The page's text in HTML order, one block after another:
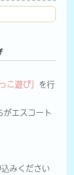
こ遊び」 を行
エスコート
みください